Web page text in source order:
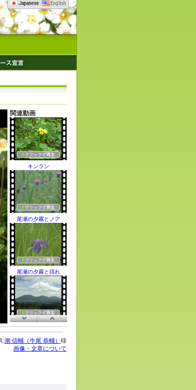
関連動画
キンラン
尾瀬の夕霧とノア
尾瀬の夕霧と揺れ
:潮 信輔（牛尾 恭輔） 様
画像・文章について